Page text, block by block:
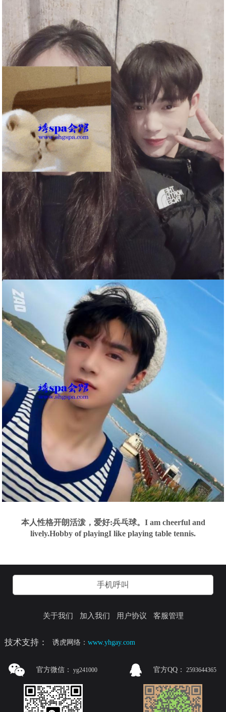
本人性格开朗活泼，爱好:兵乓球。I am cheerful and
lively.Hobby of playingI like playing table tennis.
手机呼叫
关于我们 加入我们 用户协议 客服管理
技术支持： 诱虎网络：www.yhgay.com
官方微信： yg241000 官方QQ： 2593644365